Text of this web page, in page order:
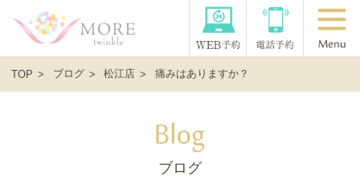
TOP ブログ 松江店 痛みはありますか？
ブログ